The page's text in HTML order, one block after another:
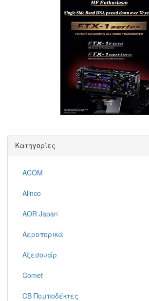
Κατηγορίες
ACOM
Alinco
AOR Japan
Αεροπορικά
Αξεσουάρ
Comet
CB Πομποδέκτες